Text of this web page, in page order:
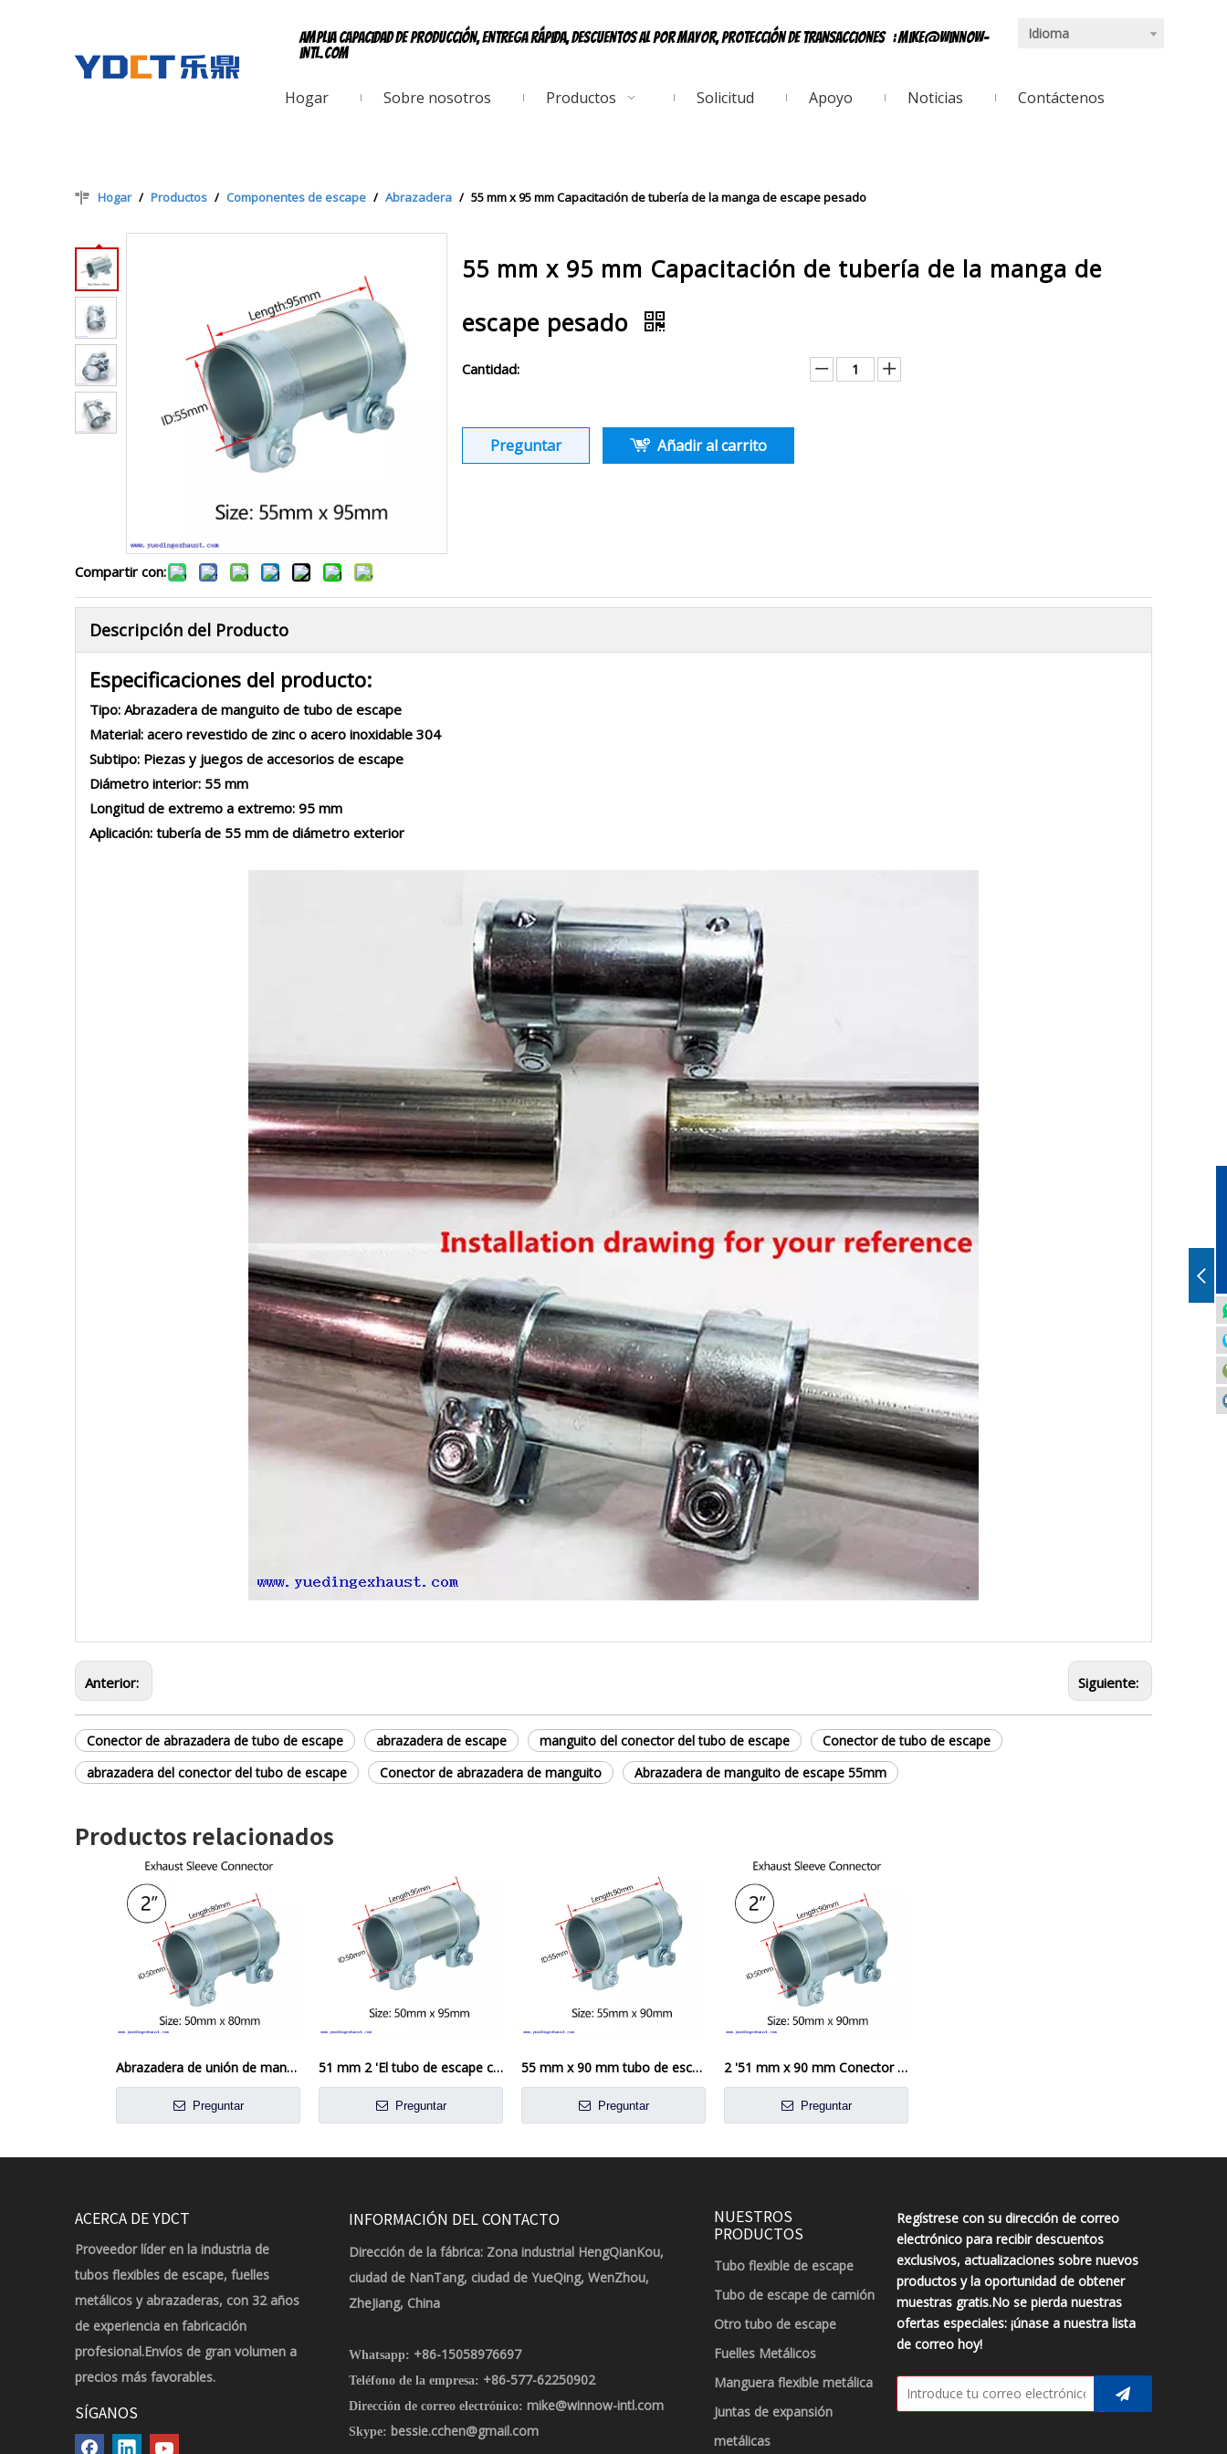
Amplia capacidad de producción, entrega rápida, descuentos al por mayor, protección de transacciones :mike@winnow-
intl.com
Idioma
Hogar Sobre nosotros Productos Solicitud Apoyo Noticias Contáctenos
Hogar / Productos / Componentes de escape / Abrazadera / 55 mm x 95 mm Capacitación de tubería de la manga de escape pesado
Compartir con:
55 mm x 95 mm Capacitación de tubería de la manga de
escape pesado
Cantidad:
Preguntar Añadir al carrito
Descripción del Producto
Especificaciones del producto:
Tipo: Abrazadera de manguito de tubo de escape
Material: acero revestido de zinc o acero inoxidable 304
Subtipo: Piezas y juegos de accesorios de escape
Diámetro interior: 55 mm
Longitud de extremo a extremo: 95 mm
Aplicación: tubería de 55 mm de diámetro exterior
Anterior: Siguiente:
Conector de abrazadera de tubo de escape abrazadera de escape manguito del conector del tubo de escape
Conector de tubo de escape
abrazadera del conector del tubo de escape
Conector de abrazadera de manguito Abrazadera de manguito de escape 55mm
Productos relacionados
Abrazadera de unión de manguito de conector de tubo de escape de 2 '50mm x 80mm
Preguntar
51 mm 2 'El tubo de escape conector de la manga del tubo del tubo de abrazadera doble
Preguntar
55 mm x 90 mm tubo de escape acoplador acoplador de escape de escape de la abrazadera
Preguntar
2 '51 mm x 90 mm Conector de tubo de escape Manga de servicio pesado carpinero de tubo de doble abrazadera
Preguntar
ACERCA DE YDCT
Proveedor líder en la industria de
tubos flexibles de escape, fuelles
metálicos y abrazaderas, con 32 años
de experiencia en fabricación
profesional.Envíos de gran volumen a
precios más favorables.
SÍGANOS
INFORMACIÓN DEL CONTACTO
Dirección de la fábrica: Zona industrial HengQianKou,
ciudad de NanTang, ciudad de YueQing, WenZhou,
ZheJiang, China
Whatsapp: +86-15058976697
Teléfono de la empresa: +86-577-62250902
Dirección de correo electrónico: mike@winnow-intl.com
Skype: bessie.cchen@gmail.com
NUESTROS
PRODUCTOS
Tubo flexible de escape
Tubo de escape de camión
Otro tubo de escape
Fuelles Metálicos
Manguera flexible metálica
Juntas de expansión
metálicas
Regístrese con su dirección de correo
electrónico para recibir descuentos
exclusivos, actualizaciones sobre nuevos
productos y la oportunidad de obtener
muestras gratis.No se pierda nuestras
ofertas especiales: ¡únase a nuestra lista
de correo hoy!